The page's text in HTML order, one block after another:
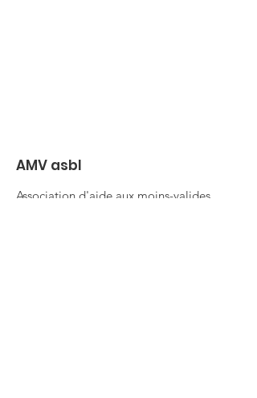
AMV asbl
Association d'aide aux moins-valides.